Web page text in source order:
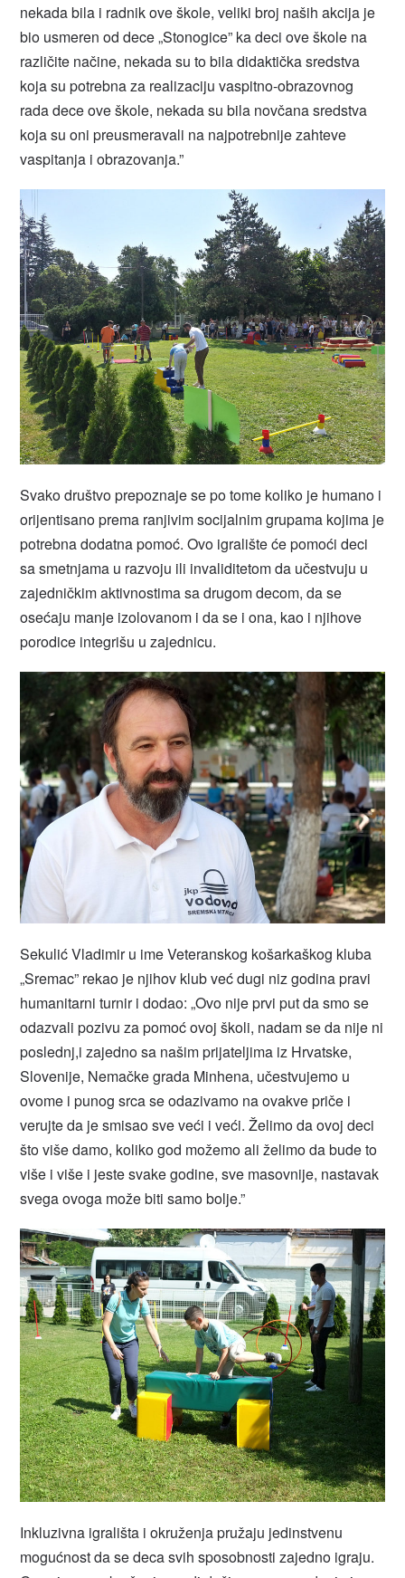
nekada bila i radnik ove škole, veliki broj naših akcija je
bio usmeren od dece „Stonogice” ka deci ove škole na
različite načine, nekada su to bila didaktička sredstva
koja su potrebna za realizaciju vaspitno-obrazovnog
rada dece ove škole, nekada su bila novčana sredstva
koja su oni preusmeravali na najpotrebnije zahteve
vaspitanja i obrazovanja.”
Svako društvo prepoznaje se po tome koliko je humano i
orijentisano prema ranjivim socijalnim grupama kojima je
potrebna dodatna pomoć. Ovo igralište će pomoći deci
sa smetnjama u razvoju ili invaliditetom da učestvuju u
zajedničkim aktivnostima sa drugom decom, da se
osećaju manje izolovanom i da se i ona, kao i njihove
porodice integrišu u zajednicu.
Sekulić Vladimir u ime Veteranskog košarkaškog kluba
„Sremac” rekao je njihov klub već dugi niz godina pravi
humanitarni turnir i dodao: „Ovo nije prvi put da smo se
odazvali pozivu za pomoć ovoj školi, nadam se da nije ni
poslednj,i zajedno sa našim prijateljima iz Hrvatske,
Slovenije, Nemačke grada Minhena, učestvujemo u
ovome i punog srca se odazivamo na ovakve priče i
verujte da je smisao sve veći i veći. Želimo da ovoj deci
što više damo, koliko god možemo ali želimo da bude to
više i više i jeste svake godine, sve masovnije, nastavak
svega ovoga može biti samo bolje.”
Inkluzivna igrališta i okruženja pružaju jedinstvenu
mogućnost da se deca svih sposobnosti zajedno igraju.